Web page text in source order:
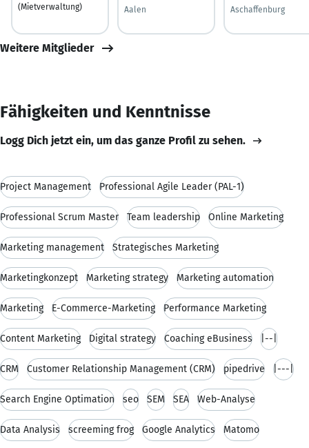
(Mietverwaltung)
Aalen
Aschaffenburg
Weitere Mitglieder
Fähigkeiten und Kenntnisse
Logg Dich jetzt ein, um das ganze Profil zu sehen.
Project Management Professional Agile Leader (PAL-1)
Professional Scrum Master Team leadership Online Marketing
Marketing management Strategisches Marketing
Marketingkonzept Marketing strategy Marketing automation
Marketing E-Commerce-Marketing Performance Marketing
Content Marketing Digital strategy Coaching eBusiness |--|
CRM Customer Relationship Management (CRM) pipedrive |---|
Search Engine Optimation seo SEM SEA Web-Analyse
Data Analysis screeming frog Google Analytics Matomo